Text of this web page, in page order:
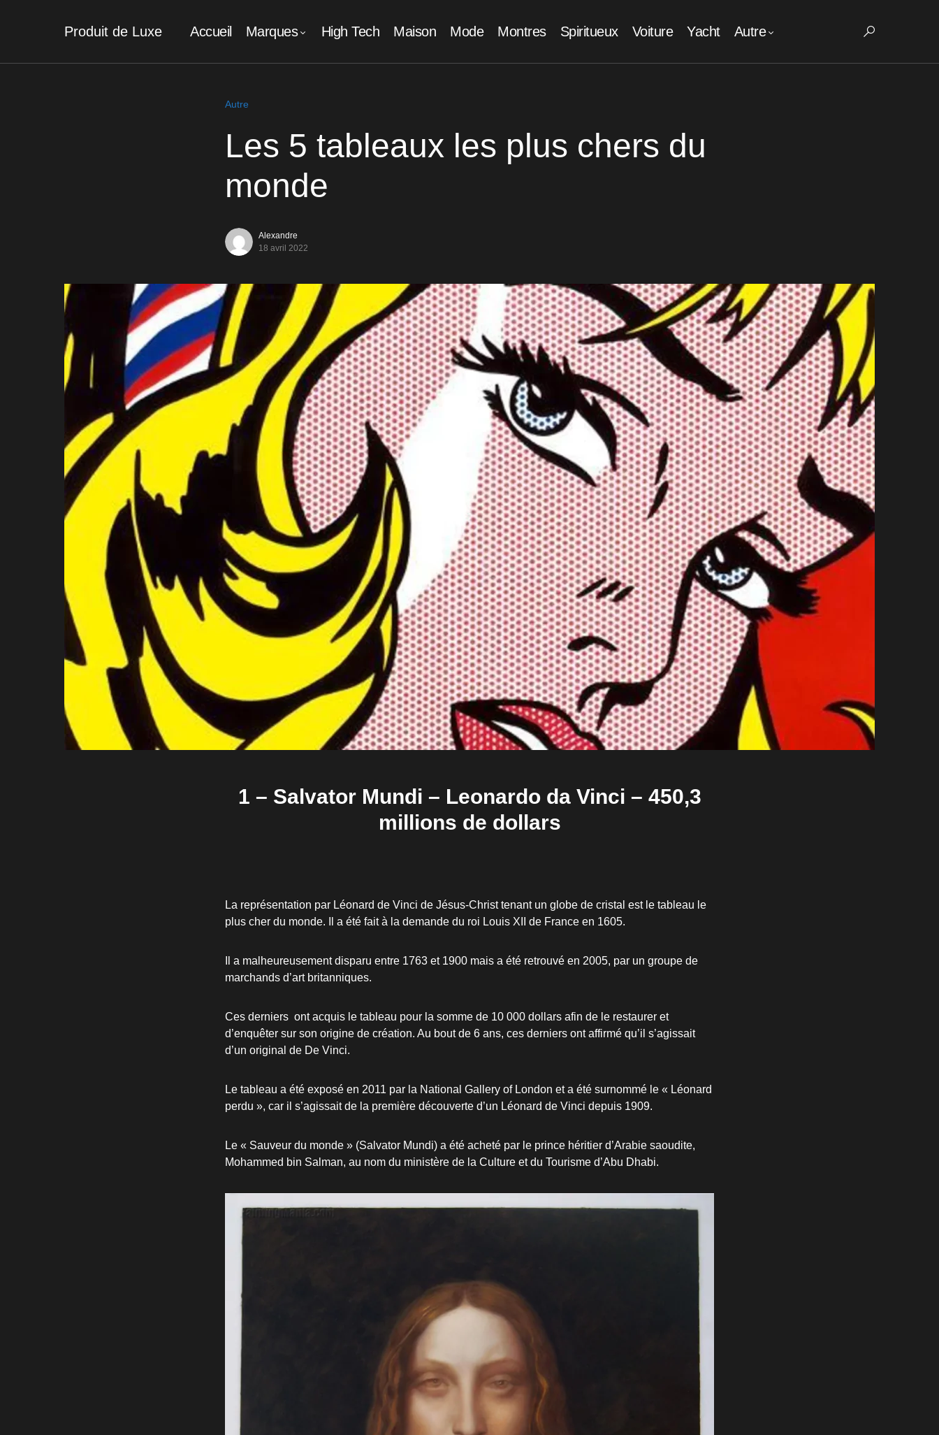
Produit de Luxe Accueil Marques High Tech Maison Mode Montres Spiritueux Voiture Yacht Autre
Autre
Les 5 tableaux les plus chers du
monde
Alexandre
18 avril 2022
1 – Salvator Mundi – Leonardo da Vinci – 450,3
millions de dollars
La représentation par Léonard de Vinci de Jésus-Christ tenant un globe de cristal est le tableau le
plus cher du monde. Il a été fait à la demande du roi Louis XII de France en 1605.
Il a malheureusement disparu entre 1763 et 1900 mais a été retrouvé en 2005, par un groupe de
marchands d’art britanniques.
Ces derniers ont acquis le tableau pour la somme de 10 000 dollars afin de le restaurer et
d’enquêter sur son origine de création. Au bout de 6 ans, ces derniers ont affirmé qu’il s’agissait
d’un original de De Vinci.
Le tableau a été exposé en 2011 par la National Gallery of London et a été surnommé le « Léonard
perdu », car il s’agissait de la première découverte d’un Léonard de Vinci depuis 1909.
Le « Sauveur du monde » (Salvator Mundi) a été acheté par le prince héritier d’Arabie saoudite,
Mohammed bin Salman, au nom du ministère de la Culture et du Tourisme d’Abu Dhabi.